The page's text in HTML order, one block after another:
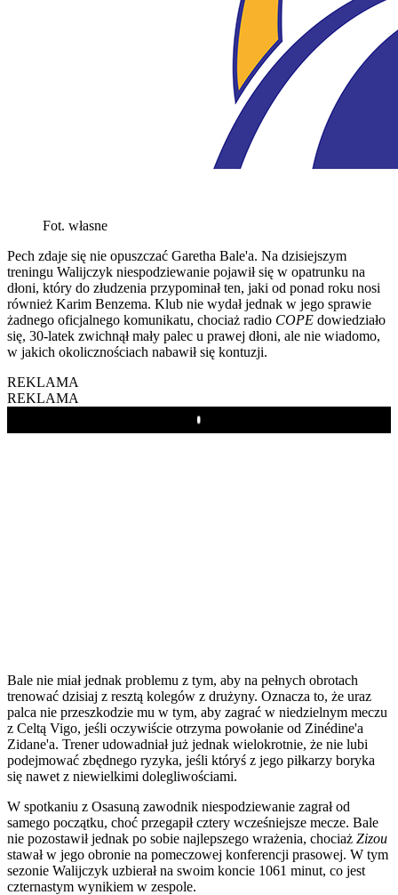
Fot. własne
Pech zdaje się nie opuszczać Garetha Bale'a. Na dzisiejszym
treningu Walijczyk niespodziewanie pojawił się w opatrunku na
dłoni, który do złudzenia przypominał ten, jaki od ponad roku nosi
również Karim Benzema. Klub nie wydał jednak w jego sprawie
żadnego oficjalnego komunikatu, chociaż radio COPE dowiedziało
się, 30-latek zwichnął mały palec u prawej dłoni, ale nie wiadomo,
w jakich okolicznościach nabawił się kontuzji.
REKLAMA
REKLAMA
Play
Bale nie miał jednak problemu z tym, aby na pełnych obrotach
trenować dzisiaj z resztą kolegów z drużyny. Oznacza to, że uraz
palca nie przeszkodzie mu w tym, aby zagrać w niedzielnym meczu
z Celtą Vigo, jeśli oczywiście otrzyma powołanie od Zinédine'a
Zidane'a. Trener udowadniał już jednak wielokrotnie, że nie lubi
podejmować zbędnego ryzyka, jeśli któryś z jego piłkarzy boryka
się nawet z niewielkimi dolegliwościami.
W spotkaniu z Osasuną zawodnik niespodziewanie zagrał od
samego początku, choć przegapił cztery wcześniejsze mecze. Bale
nie pozostawił jednak po sobie najlepszego wrażenia, chociaż Zizou
stawał w jego obronie na pomeczowej konferencji prasowej. W tym
sezonie Walijczyk uzbierał na swoim koncie 1061 minut, co jest
czternastym wynikiem w zespole.